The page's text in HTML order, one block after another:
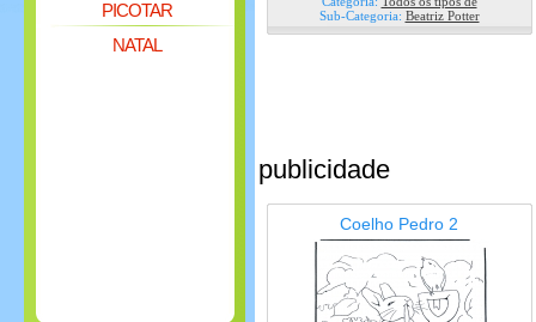
PICOTAR
NATAL
Sub-Categoria: Beatriz Potter
publicidade
Coelho Pedro 2